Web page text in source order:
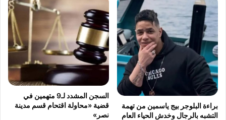
براءة البلوجر بيج ياسمين من تهمة
التشبه بالرجال وخدش الحياء العام
السجن المشدد لـ9 متهمين في
قضية «محاولة اقتحام قسم مدينة
نصر»